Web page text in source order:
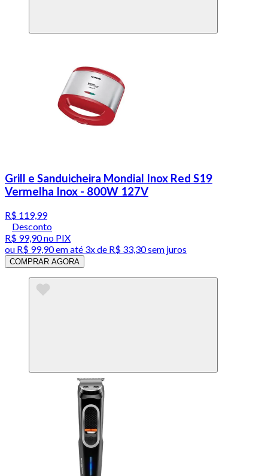
Grill e Sanduicheira Mondial Inox Red S19
Vermelha Inox - 800W 127V
R$ 119,99
Desconto
R$ 99,90no PIX
ou R$ 99,90em até 3x de R$ 33,30 sem juros
COMPRAR AGORA